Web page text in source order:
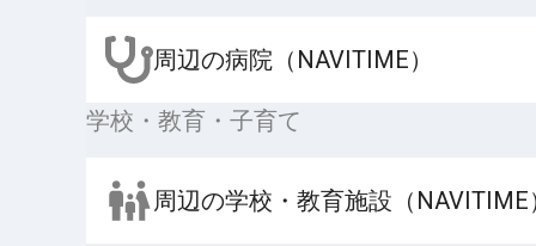
周辺の病院（NAVITIME）
学校・教育・子育て
周辺の学校・教育施設（NAVITIME